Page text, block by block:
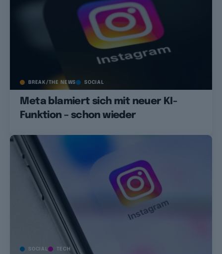
BREAK/THE NEWS SOCIAL
Meta blamiert sich mit neuer KI-
Funktion – schon wieder
SOCIAL TECH